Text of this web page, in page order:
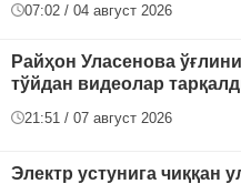
07:02 / 04 август 2026
Райҳон Уласенова
тўйдан видеолар
21:51 / 07 август 2026
Электр устунига чиққан